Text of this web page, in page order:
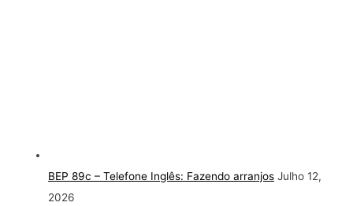
BEP 89c – Telefone Inglês: Fazendo arranjos Julho 12,
2026